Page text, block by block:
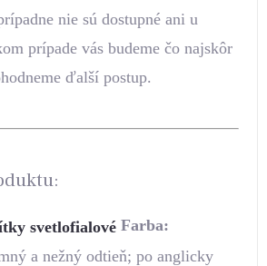
nie sú dostupné ani u
prípade vás budeme čo najskôr
ďalší postup.
Farba:
a nežný odtieň; po anglicky